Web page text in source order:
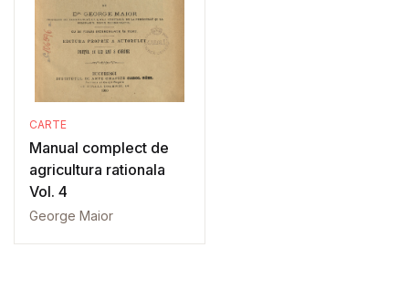
CARTE
Manual complect de
agricultura rationala
Vol. 4
George Maior